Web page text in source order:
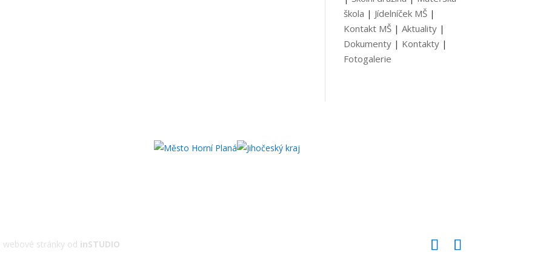
škola | Jídelníček MŠ |
Kontakt MŠ |Aktuality |
Dokumenty | Kontakty |
Fotogalerie
stránky od inSTUDIO